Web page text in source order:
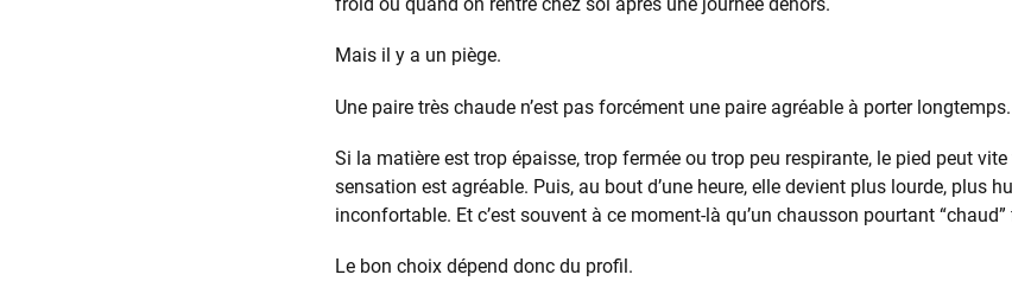
Mais il y a un piège.
Une paire très chaude n’est pas forcément une paire agréable à porter longtemps.
Si la matière est trop épaisse, trop fermée ou trop peu respirante, le pied peut
sensation est agréable. Puis, au bout d’une heure, elle devient plus lourde, plus
inconfortable. Et c’est souvent à ce moment-là qu’un chausson pourtant
Le bon choix dépend donc du profil.